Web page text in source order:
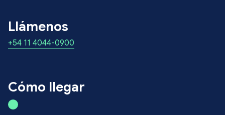
Llámenos
+54 11 4044-0900
Cómo llegar